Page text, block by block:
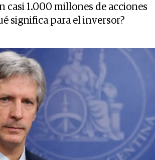
casi 1.000 millones de acciones
significa para el inversor?